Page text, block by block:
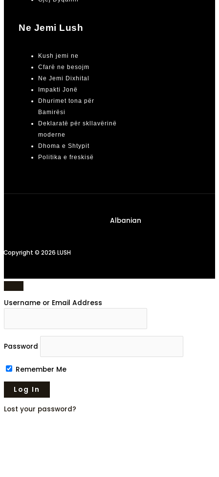
Ne Jemi Lush
Kush jemi ne
Cfarë ne besojm
Ne Jemi Dixhital
Impakti Jonë
Dhurimet tona për
Bamirësi
Deklaratë për skllavërinë
moderne
Dhoma e Shtypit
Politika e freskisë
Albanian
Copyright © 2026 LUSH
Username or Email Address
Password
Remember Me
Lost your password?